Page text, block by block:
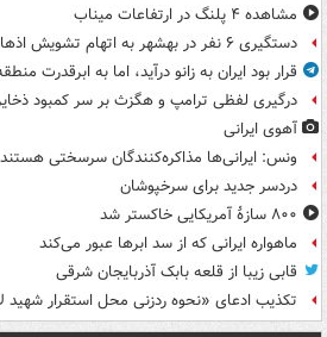
مشاهده ۴ پلنگ در ارتفاعات میناب
دستگیری ۶ نفر در بهشهر به اتهام تشویش اذهان عمومی
قرار بود ایران به زانو درآید، اما به ابرقدرت
درگیری لفظی ترامپ و هگزث بر سر کمبود
آهوی ایرانی
ونس: ایرانی‌ها مذاکره‌کنندگان سرسختی هستند
دردسر جدید برای سرخپوشان
۸۰۰ سازۀ آمریکایی خاکستر شد
ماهواره ایرانی که از سد ابرها عبور می‌کند
قابی زیبا از قلعه بابک آذربایجان شرقی
تکذیب ادعای «نحوه ردزنی محل استقرار شهید